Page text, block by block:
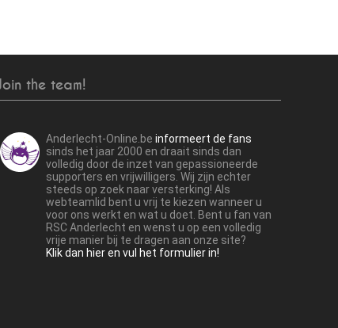
the team!
Anderlecht-Online.be informeert de fans
sinds het jaar 2000 en draait sinds dan
volledig door de inzet van gepassioneerde
supporters en vrijwilligers. Wij zijn echter
steeds op zoek naar versterking! Als
webteamlid bent u vrij te kiezen wanneer u
voor ons werkt en wat u doet. Bent u fan van
RSC Anderlecht en wenst u op een volledig
vrije manier bij te dragen aan onze site?
Klik dan hier en vul het formulier in!